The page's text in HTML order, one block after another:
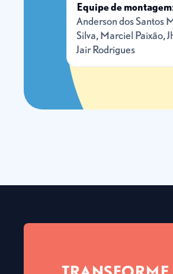
Equipe de
Anderson dos Santos
Silva, Marciel Paixão,
Jair Rodrigues